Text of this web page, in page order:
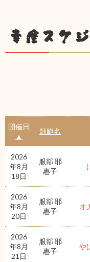
幸座スケ
開催日
▲
師範名
2026
年8月
18日
服部 耶
惠子
2026
年8月
20日
服部 耶
惠子
オ
2026
年8月
21日
服部 耶
惠子
や